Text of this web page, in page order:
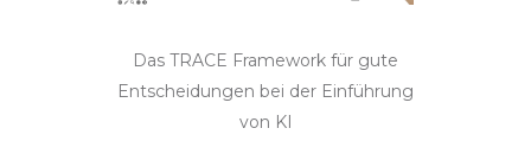
Das TRACE Framework für gute
Entscheidungen bei der Einführung
von KI